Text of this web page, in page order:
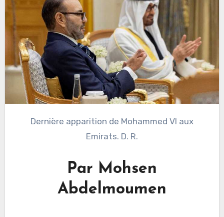
Dernière apparition de Mohammed VI aux
Emirats. D. R.
Par Mohsen
Abdelmoumen